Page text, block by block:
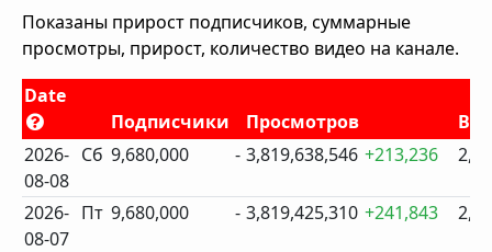
Показаны прирост подписчиков, суммарные
просмотры, прирост, количество видео на канале.
Date
Подписчики
Просмотров
2026-
08-08
Сб 9,680,000 - 3,819,638,546 +213,236
2026-
08-07
Пт 9,680,000 - 3,819,425,310 +241,843